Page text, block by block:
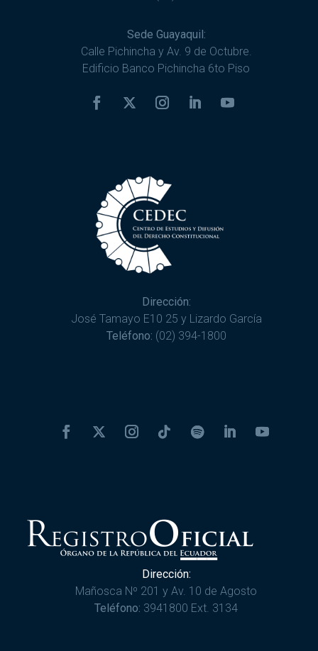
Sede Guayaquil:
Calle Pichincha y Av. 9 de Octubre.
Edificio Banco Pichincha 6to Piso
Dirección:
José Tamayo E10 25 y Lizardo García
Teléfono: (02) 394-1800
Dirección:
Mañosca Nº 201 y Av. 10 de Agosto
Teléfono: 3941800 Ext. 3134